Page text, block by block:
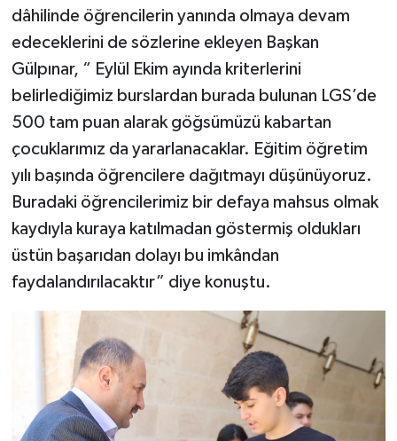
dâhilinde öğrencilerin yanında olmaya devam
edeceklerini de sözlerine ekleyen Başkan
Gülpınar, “ Eylül Ekim ayında kriterlerini
belirlediğimiz burslardan burada bulunan LGS’de
500 tam puan alarak göğsümüzü kabartan
çocuklarımız da yararlanacaklar. Eğitim öğretim
yılı başında öğrencilere dağıtmayı düşünüyoruz.
Buradaki öğrencilerimiz bir defaya mahsus olmak
kaydıyla kuraya katılmadan göstermiş oldukları
üstün başarıdan dolayı bu imkândan
faydalandırılacaktır” diye konuştu.